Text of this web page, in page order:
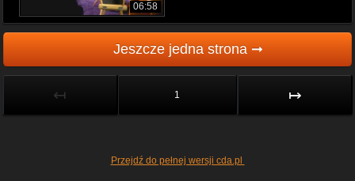
06:58
Jeszcze jedna strona ➞
↤ 1 ↦
Przejdź do pełnej wersji cda.pl